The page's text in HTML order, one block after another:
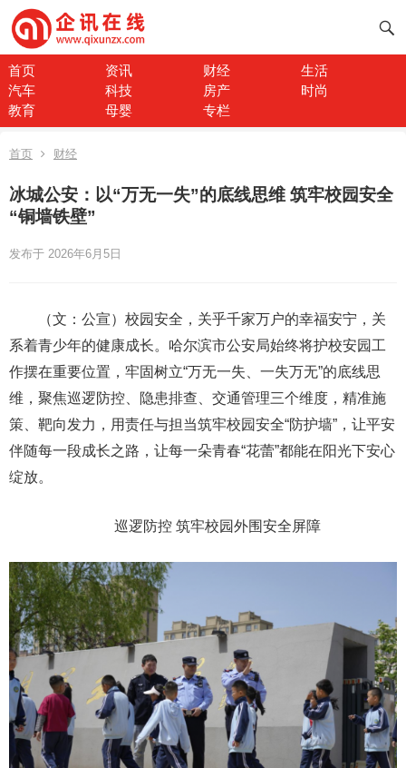
首页 资讯 财经
生活
汽车
科技 房产
时尚
教育
母婴 专栏
首页 财经
冰城公安：以“万无一失”的底线思维 筑牢校园安全
“铜墙铁壁”
发布于 2026年6月5日
（文：公宣）校园安全，关乎千家万户的幸福安宁，关
系着青少年的健康成长。哈尔滨市公安局始终将护校安园工
作摆在重要位置，牢固树立“万无一失、一失万无”的底线思
维，聚焦巡逻防控、隐患排查、交通管理三个维度，精准施
策、靶向发力，用责任与担当筑牢校园安全“防护墙”，让平安
伴随每一段成长之路，让每一朵青春“花蕾”都能在阳光下安心
绽放。
巡逻防控 筑牢校园外围安全屏障